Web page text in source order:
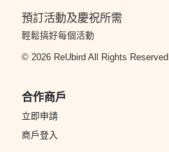
預訂活動及慶祝所需
輕鬆搞好每個活動
© 2026 ReUbird All Rights Reserved.
合作商戶
立即申請
商戶登入